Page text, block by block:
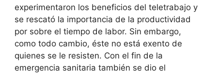
experimentaron los beneficios del teletrabajo y
se rescató la importancia de la productividad
por sobre el tiempo de labor. Sin embargo,
como todo cambio, éste no está exento de
quienes se le resisten. Con el fin de la
emergencia sanitaria también se dio el